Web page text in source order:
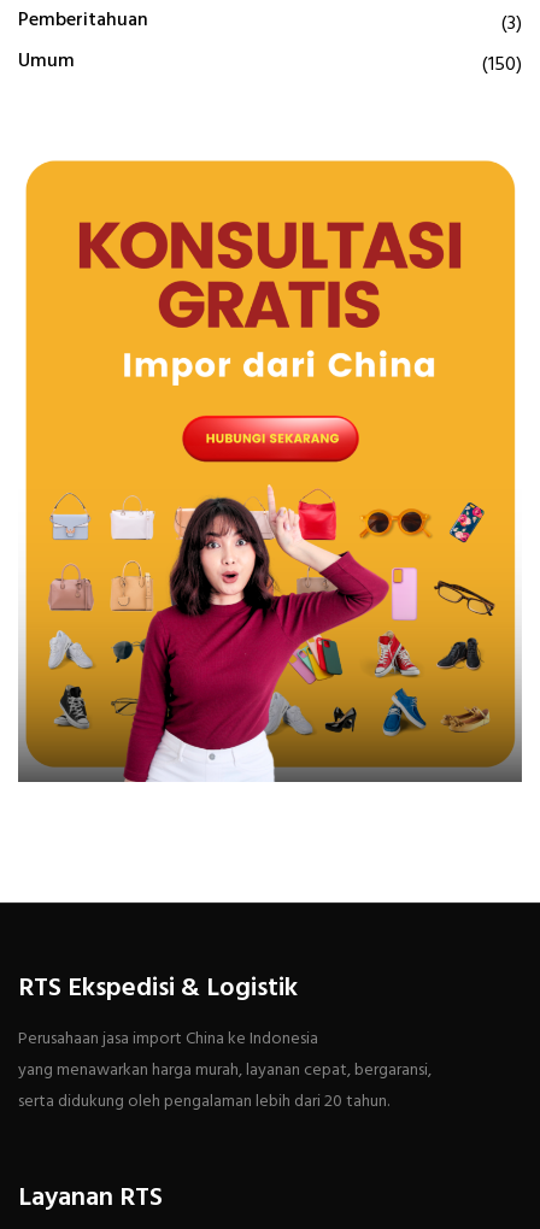
Pemberitahuan
(3)
Umum
(150)
RTS Ekspedisi & Logistik
Perusahaan jasa import China ke Indonesia
yang menawarkan harga murah, layanan cepat, bergaransi,
serta didukung oleh pengalaman lebih dari 20 tahun.
Layanan RTS